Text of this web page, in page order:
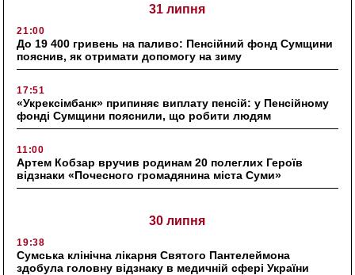
31 липня
21:00
До 19 400 гривень на паливо: Пенсійний фонд Сумщини
пояснив, як отримати допомогу на зиму
17:51
«Укрексімбанк» припиняє виплату пенсій: у Пенсійному
фонді Сумщини пояснили, що робити людям
11:00
Артем Кобзар вручив родинам 20 полеглих Героїв
відзнаки «Почесного громадянина міста Суми»
30 липня
19:38
Сумська клінічна лікарня Святого Пантелеймона
здобула головну відзнаку в медичній сфері України